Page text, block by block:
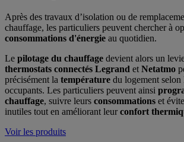
Après des travaux d’isolation ou de
chauffage, les particuliers peuvent chercher à
consommations d'énergie au quotidien.
Le pilotage du chauffage devient alors un
thermostats connectés Legrand et Netatmo
précisément la température du logement selon
occupants. Les particuliers peuvent ainsi
chauffage, suivre leurs consommations et
inutiles tout en améliorant leurconfort
Voir les produits